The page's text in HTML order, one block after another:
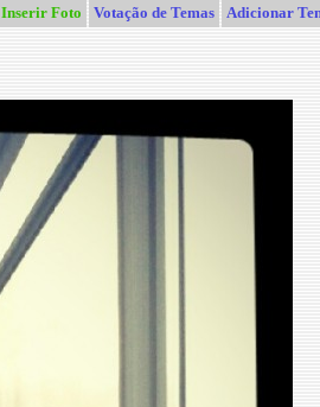
Inserir Foto Votação de Temas Adicionar